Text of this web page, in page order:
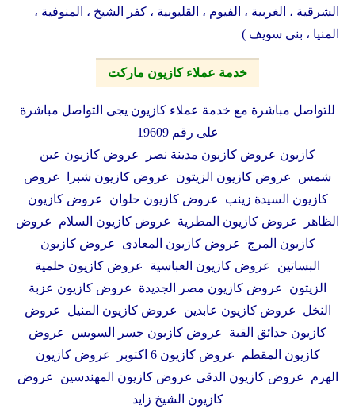
الشرقية ، الغربية ، الفيوم ، القليوبية ، كفر الشيخ ، المنوفية ،
المنيا ، بنى سويف )
خدمة عملاء كازيون ماركت
للتواصل مباشرة مع خدمة عملاء كازيون يجى التواصل مباشرة
على رقم 19609
كازيون عروض كازيون مدينة نصر عروض كازيون عين
شمس عروض كازيون الزيتون عروض كازيون شبرا عروض
كازيون السيدة زينب عروض كازيون حلوان عروض كازيون
الظاهر عروض كازيون المطرية عروض كازيون السلام عروض
كازيون المرج عروض كازيون المعادى عروض كازيون
البساتين عروض كازيون العباسية عروض كازيون حلمية
الزيتون عروض كازيون مصر الجديدة عروض كازيون عزبة
النخل عروض كازيون عابدين عروض كازيون المنيل عروض
كازيون حدائق القبة عروض كازيون جسر السويس عروض
كازيون المقطم عروض كازيون 6 اكتوبر عروض كازيون
الهرم عروض كازيون الدقى عروض كازيون المهندسين عروض
كازيون الشيخ زايد